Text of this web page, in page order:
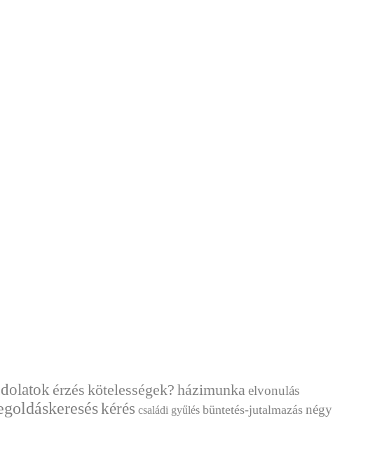
érzés kötelességek? házimunka elvonulás
kérés családi gyűlés büntetés-jutalmazás négy